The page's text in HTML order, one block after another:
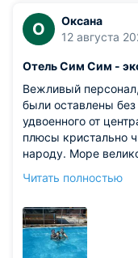
О
Оксана
12 августа
Отель Сим Сим -
Вежливый
были оставлены
удвоенного от
плюсы кристально
народу. Море
могут накормить
убирать в
а так их не было,
спасал от жары. На
Читать полностью